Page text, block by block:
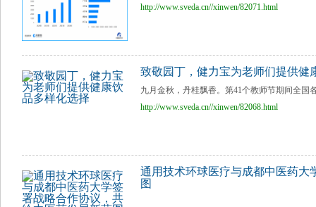
http://www.sveda.cn//xinwen/82071.html
致敬园丁，健力宝为老师们提供健
九月金秋，丹桂飘香。第41个教师节期间全国
http://www.sveda.cn//xinwen/82068.html
通用技术环球医疗与成都中医药大
图